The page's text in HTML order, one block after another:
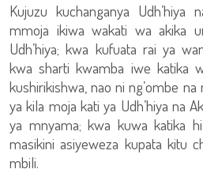
Kujuzu kuchanganya Udh’hiya
mmoja ikiwa wakati wa akika
Udh’hiya; kwa kufuata rai ya
kwa sharti kwamba iwe katika
kushirikishwa, nao ni ng’ombe
ya kila moja kati ya Udh’hiya na
ya mnyama; kwa kuwa katika
masikini asiyeweza kupata kitu
mbili.